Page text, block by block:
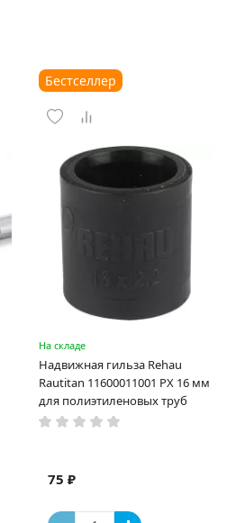
Бестселлер
На складе
Надвижная гильза Rehau
Rautitan 11600011001 PX 16 мм
для полиэтиленовых труб
75 ₽